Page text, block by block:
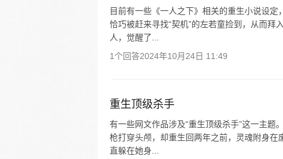
目前有一些《一人之下》相关的重生小说设定
恰巧被赶来寻找“契机”的左若童捡到，从而拜
人，觉醒了...
1个回答2024年10月24日 11:49
重生顶级杀手
有一些网文作品涉及“重生顶级杀手”这一主
枪打穿头颅，却重生回两年之前，灵魂附身
直躲在她身...